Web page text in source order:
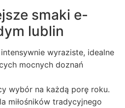
smaki e-
lublin
wyraziste, idealne
mocnych doznań
wybór na każdą porę roku.
miłośników tradycyjnego